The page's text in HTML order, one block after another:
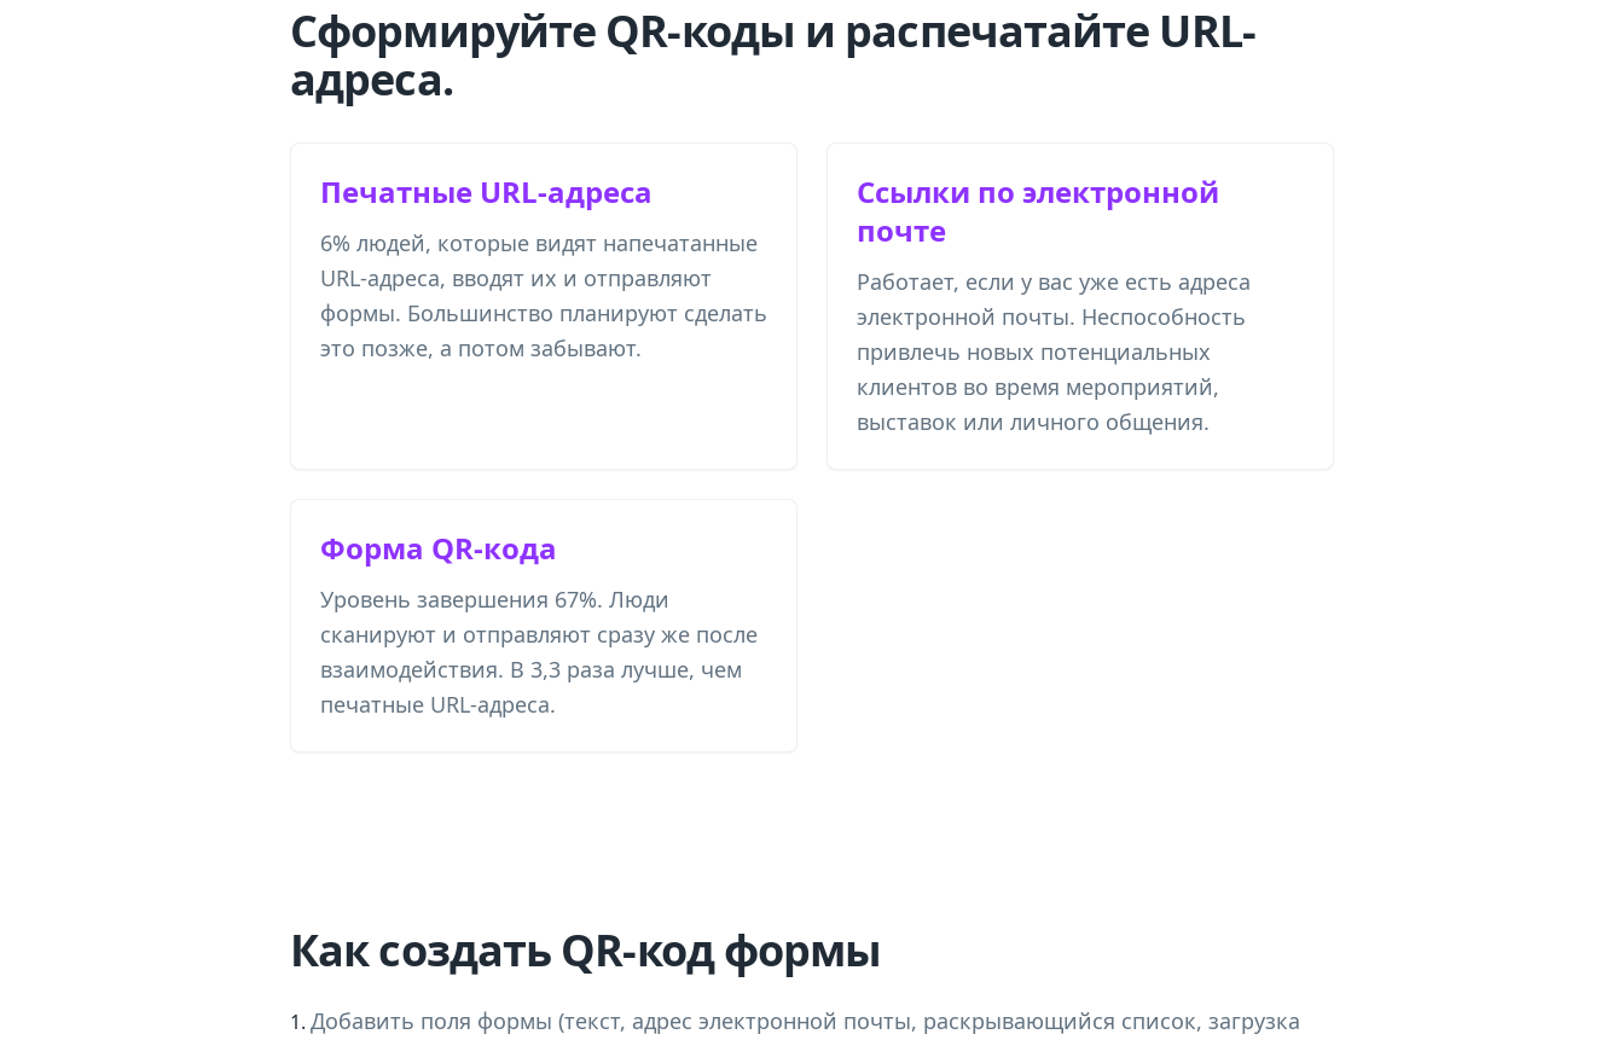
Сформируйте QR-коды и распечатайте URL-
адреса.
Печатные URL-адреса
6% людей, которые видят напечатанные
URL-адреса, вводят их и отправляют
формы. Большинство планируют сделать
это позже, а потом забывают.
Ссылки по электронной
почте
Работает, если у вас уже есть адреса
электронной почты. Неспособность
привлечь новых потенциальных
клиентов во время мероприятий,
выставок или личного общения.
Форма QR-кода
Уровень завершения 67%. Люди
сканируют и отправляют сразу же после
взаимодействия. В 3,3 раза лучше, чем
печатные URL-адреса.
Как создать QR-код формы
Добавить поля формы (текст, адрес электронной почты, раскрывающийся список, загрузка